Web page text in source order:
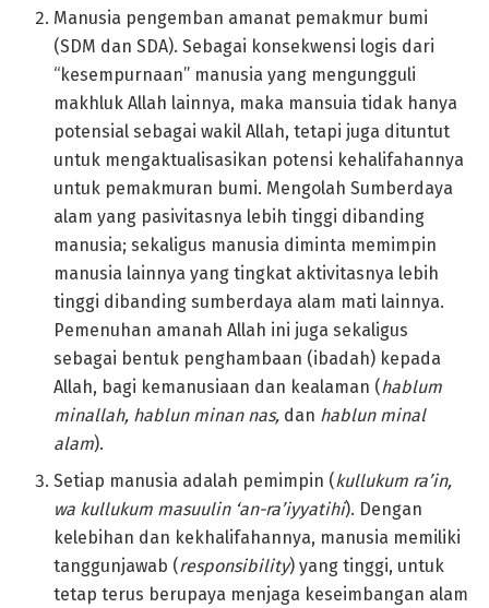
Manusia pengemban amanat pemakmur bumi
(SDM dan SDA). Sebagai konsekwensi logis dari
“kesempurnaan” manusia yang mengungguli
makhluk Allah lainnya, maka mansuia tidak hanya
potensial sebagai wakil Allah, tetapi juga dituntut
untuk mengaktualisasikan potensi kehalifahannya
untuk pemakmuran bumi. Mengolah Sumberdaya
alam yang pasivitasnya lebih tinggi dibanding
manusia; sekaligus manusia diminta memimpin
manusia lainnya yang tingkat aktivitasnya lebih
tinggi dibanding sumberdaya alam mati lainnya.
Pemenuhan amanah Allah ini juga sekaligus
sebagai bentuk penghambaan (ibadah) kepada
Allah, bagi kemanusiaan dan kealaman (hablum
minallah, hablun minan nas, dan hablun minal
alam).
Setiap manusia adalah pemimpin (kullukum ra’in,
wa kullukum masuulin ‘an-ra’iyyatihi). Dengan
kelebihan dan kekhalifahannya, manusia memiliki
tanggunjawab (responsibility) yang tinggi, untuk
tetap terus berupaya menjaga keseimbangan alam